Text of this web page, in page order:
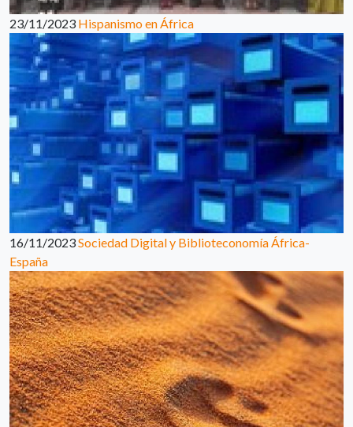
23/11/2023 Hispanismo en África
16/11/2023Sociedad Digital y Biblioteconomía África-
España